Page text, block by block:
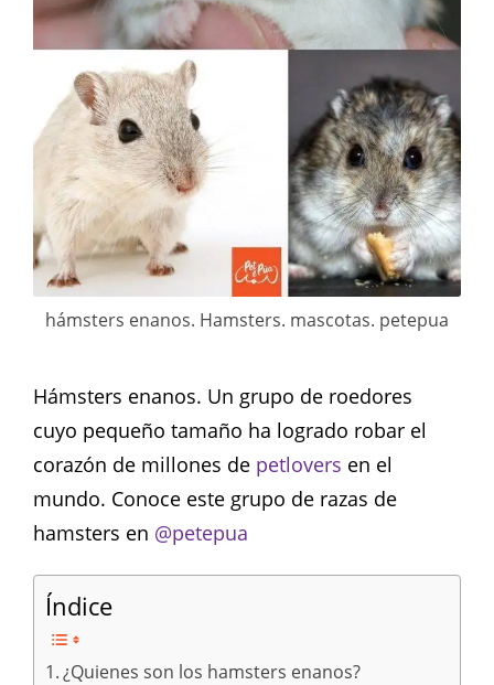
hámsters enanos. Hamsters. mascotas. petepua
Hámsters enanos. Un grupo de roedores
cuyo pequeño tamaño ha logrado robar el
corazón de millones de petlovers en el
mundo. Conoce este grupo de razas de
hamsters en @petepua
Índice
¿Quienes son los hamsters enanos?